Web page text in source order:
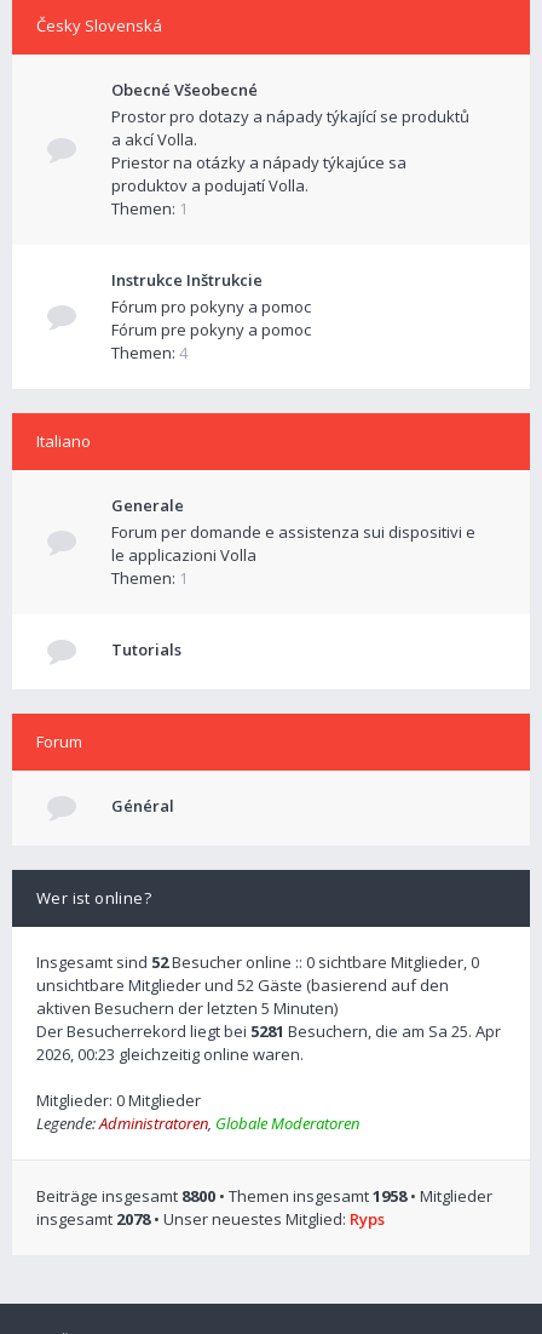
Česky Slovenská
Obecné Všeobecné
Prostor pro dotazy a nápady týkající se produktů
a akcí Volla.
Priestor na otázky a nápady týkajúce sa
produktov a podujatí Volla.
Themen: 1
Instrukce Inštrukcie
Fórum pro pokyny a pomoc
Fórum pre pokyny a pomoc
Themen: 4
Italiano
Generale
Forum per domande e assistenza sui dispositivi e
le applicazioni Volla
Themen: 1
Tutorials
Forum
Général
Wer ist online?
Insgesamt sind 52Besucher online :: 0 sichtbare Mitglieder, 0
unsichtbare Mitglieder und 52 Gäste (basierend auf den
aktiven Besuchern der letzten 5 Minuten)
Der Besucherrekord liegt bei 5281 Besuchern, die am Sa 25. Apr
2026, 00:23 gleichzeitig online waren.
Mitglieder: 0 Mitglieder
Legende:Administratoren, Globale Moderatoren
Beiträge insgesamt 8800 • Themen insgesamt1958• Mitglieder
insgesamt 2078• Unser neuestes Mitglied: Ryps